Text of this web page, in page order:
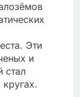
Эти
и
стал